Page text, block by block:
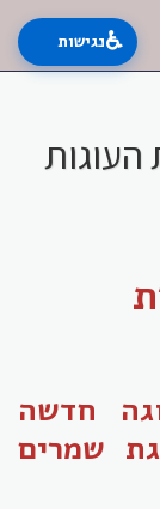
חדשה
שמרים
♿נגישות